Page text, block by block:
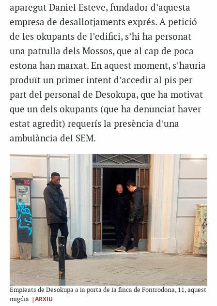
aparegut Daniel Esteve, fundador d’aquesta
empresa de desallotjaments exprés. A petició
de les okupants de l’edifici, s’hi ha personat
una patrulla dels Mossos, que al cap de poca
estona han marxat. En aquest moment, s’hauria
produït un primer intent d’accedir al pis per
part del personal de Desokupa, que ha motivat
que un dels okupants (que ha denunciat haver
estat agredit) requerís la presència d’una
ambulància del SEM.
Empleats de Desokupa a la porta de la finca de Fontrodona, 11, aquest
migdia |ARXIU